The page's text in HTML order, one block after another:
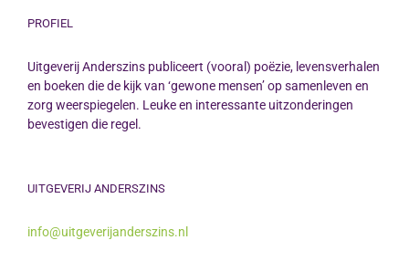
PROFIEL
Uitgeverij Anderszins publiceert (vooral) poëzie, levensverhalen
en boeken die de kijk van ‘gewone mensen’ op samenleven en
zorg weerspiegelen. Leuke en interessante uitzonderingen
bevestigen die regel.
UITGEVERIJ ANDERSZINS
info@uitgeverijanderszins.nl